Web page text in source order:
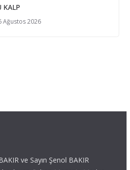
KALP
Ağustos 2026
ve Sayın Şenol BAKIR